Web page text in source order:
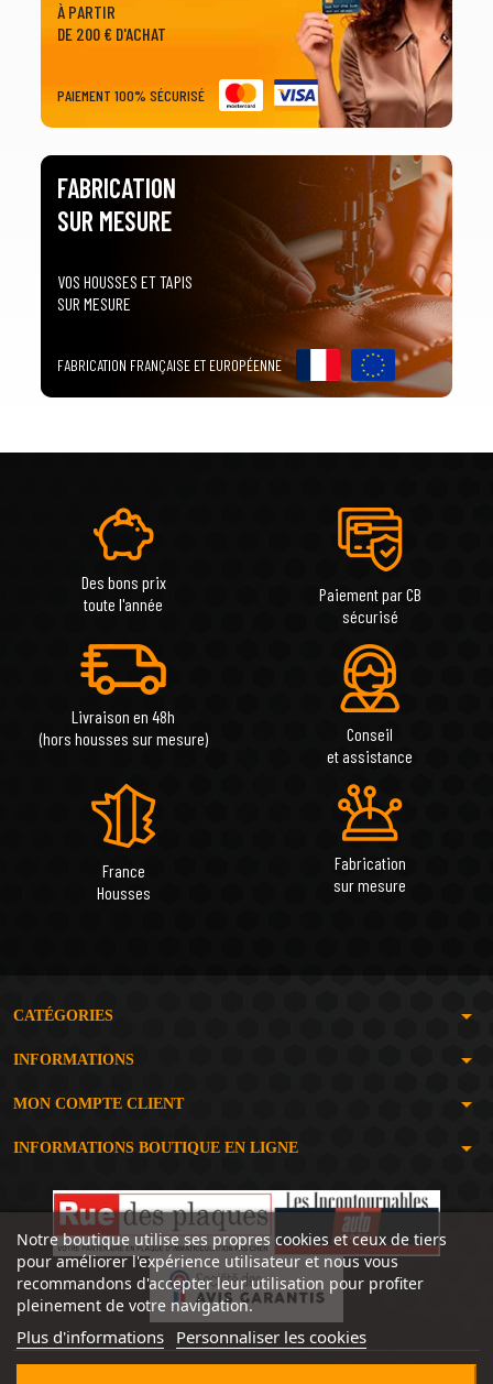
SÉLECTIONNEZ LE TYPE DE VOTRE VÉHICULE
Tous les types arrow_drop_down
SÉLECTIONNEZ LA MARQUE DE VOTRE VÉHICULE
Toutes les marques
arrow_drop_down
Tous les modèles
arrow_drop_down
À PARTIR
DE 200 € D'ACHAT
PAIEMENT 100% SÉCURISÉ
FABRICATION
SUR MESURE
VOS HOUSSES ET TAPIS
SUR MESURE
FABRICATION FRANÇAISE ET EUROPÉENNE
Des bons prix
toute l'année
Paiement par CB
sécurisé
Livraison en 48h
(hors housses sur mesure)
Conseil
et assistance
France
Housses
Fabrication
sur mesure
CATÉGORIES arrow_drop_down
INFORMATIONS arrow_drop_down
MON COMPTE CLIENT arrow_drop_down
INFORMATIONS BOUTIQUE EN LIGNE arrow_drop_down
Notre boutique utilise ses propres cookies et ceux de tiers
pour améliorer l'expérience utilisateur et nous vous
recommandons d'accepter leur utilisation pour profiter
pleinement de votre navigation.
Plus d'informations Personnaliser les cookies